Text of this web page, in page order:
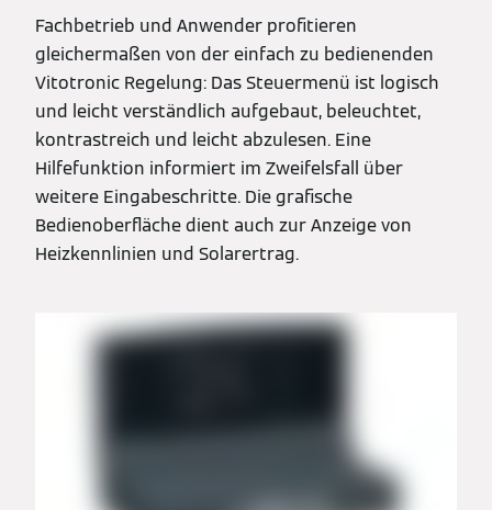
Fachbetrieb und Anwender profitieren
gleichermaßen von der einfach zu bedienenden
Vitotronic Regelung: Das Steuermenü ist logisch
und leicht verständlich aufgebaut, beleuchtet,
kontrastreich und leicht abzulesen. Eine
Hilfefunktion informiert im Zweifelsfall über
weitere Eingabeschritte. Die grafische
Bedienoberfläche dient auch zur Anzeige von
Heizkennlinien und Solarertrag.